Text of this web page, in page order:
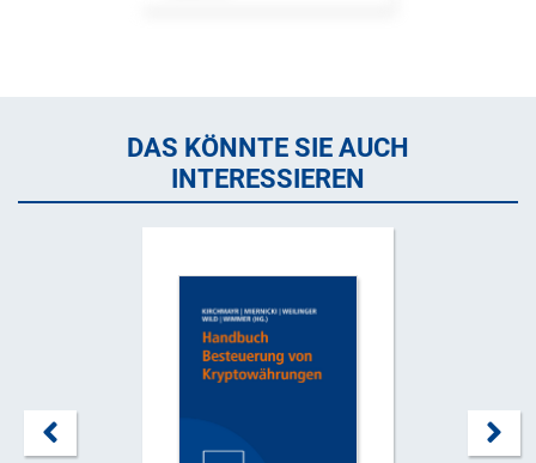
DAS KÖNNTE SIE AUCH
INTERESSIEREN